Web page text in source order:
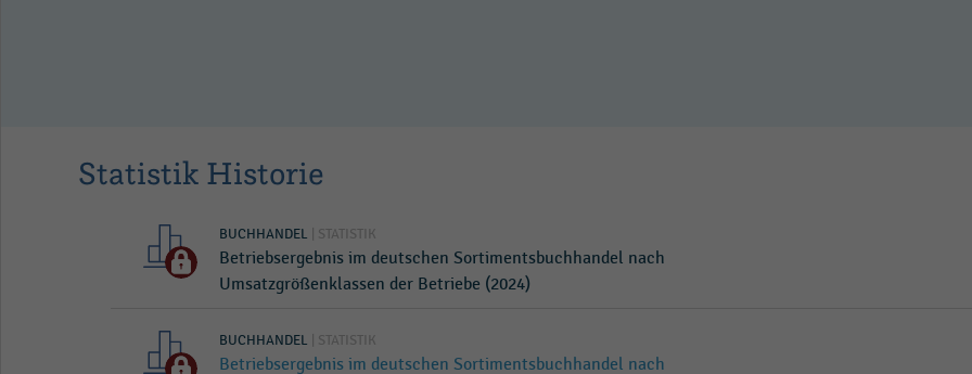
Statistik Historie
BUCHHANDEL | STATISTIK
Betriebsergebnis im deutschen Sortimentsbuchhandel nach
Umsatzgrößenklassen der Betriebe (2024)
BUCHHANDEL | STATISTIK
Betriebsergebnis im deutschen Sortimentsbuchhandel nach